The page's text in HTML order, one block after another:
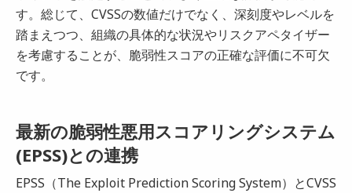
す。総じて、CVSSの数値だけでなく、深刻度やレベルを
踏まえつつ、組織の具体的な状況やリスクアペタイザー
を考慮することが、脆弱性スコアの正確な評価に不可欠
です。
最新の脆弱性悪用スコアリングシステム
(EPSS)との連携
EPSS（The Exploit Prediction Scoring System）とCVSS